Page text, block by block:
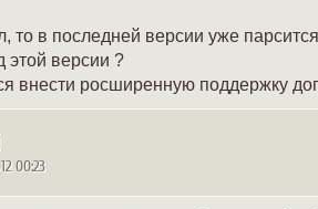
то в последней версии уже
этой версии ?
внести росширенную поддержку
00:23